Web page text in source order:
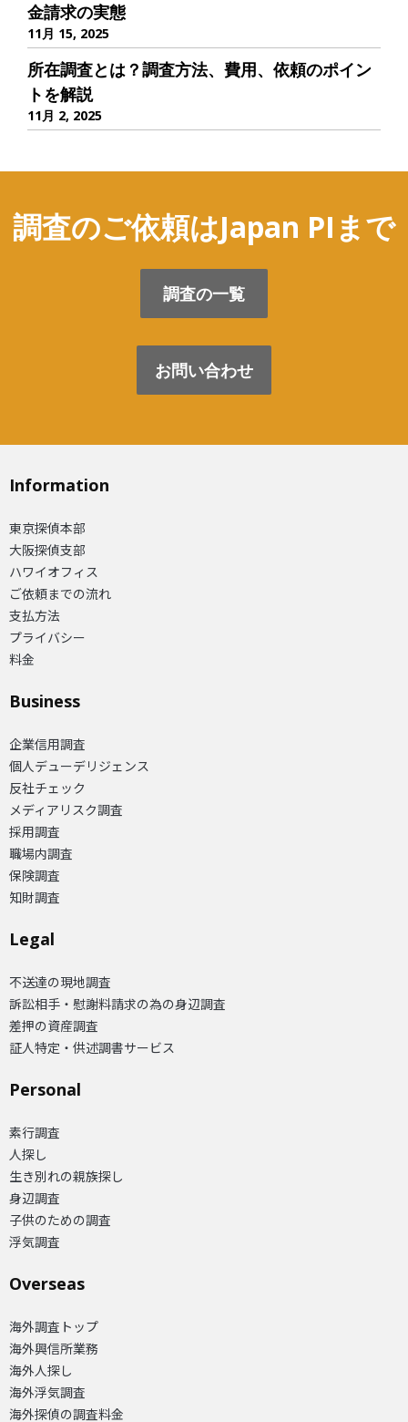
金請求の実態
11月 15, 2025
所在調査とは？調査方法、費用、依頼のポイン
トを解説
11月 2, 2025
調査のご依頼はJapan PIまで
調査の一覧
お問い合わせ
Information
東京探偵本部
大阪探偵支部
ハワイオフィス
ご依頼までの流れ
支払方法
プライバシー
料金
Business
企業信用調査
個人デューデリジェンス
反社チェック
メディアリスク調査
採用調査
職場内調査
保険調査
知財調査
Legal
不送達の現地調査
訴訟相手・慰謝料請求の為の身辺調査
差押の資産調査
証人特定・供述調書サービス
Personal
素行調査
人探し
生き別れの親族探し
身辺調査
子供のための調査
浮気調査
Overseas​
海外調査トップ
海外興信所業務
海外人探し
海外浮気調査
海外探偵の調査料金